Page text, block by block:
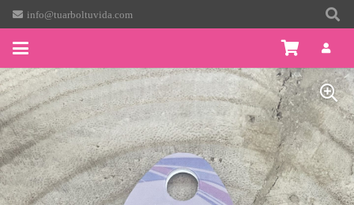
info@tuarboltuvida.com